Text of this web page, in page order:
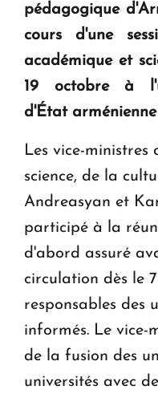
Le premier hôtel
ouvrira ses portes
pédagogique
cours d'une
académique et
19 octobre à
d'État
Les vice-
science, de la
Andreasyan et
participé à la
d'abord assuré
circulation dès le
responsables des
informés. Le vice-
de la fusion des
universités avec